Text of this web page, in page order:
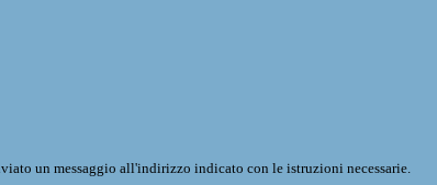
un messaggio all'indirizzo indicato con le istruzioni necessarie.